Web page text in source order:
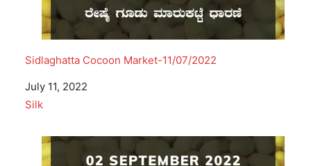
Sidlaghatta Cocoon Market-11/07/2022
Date
July 11, 2022
In relation to
Silk